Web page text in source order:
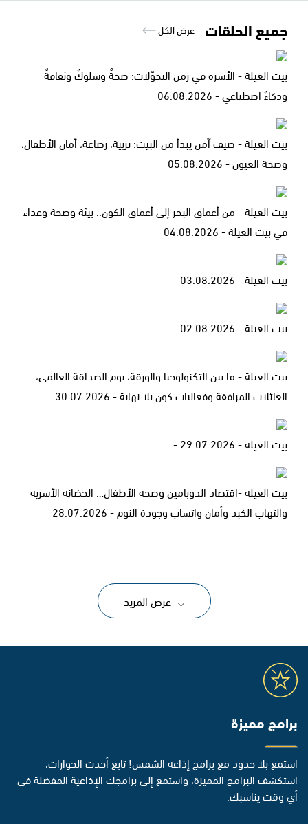
جميع الحلقات عرض الكل
بيت العيلة - الأسرة في زمن التحوّلات: صحةٌ وسلوكٌ وثقافةٌ
وذكاءٌ اصطناعي - 06.08.2026
بيت العيلة - صيف آمن يبدأ من البيت: تربية، رضاعة، أمان الأطفال،
وصحة العيون - 05.08.2026
بيت العيلة - من أعماق البحر إلى أعماق الكون.. بيئة وصحة وغذاء
في بيت العيلة - 04.08.2026
بيت العيلة - 03.08.2026
بيت العيلة - 02.08.2026
بيت العيلة - ما بين التكنولوجيا والورقة، يوم الصداقة العالمي،
العائلات المرافقة وفعاليات كون بلا نهاية - 30.07.2026
بيت العيلة - 29.07.2026 -
بيت العيلة -اقتصاد الدوبامين وصحة الأطفال… الحضانة الأسرية
والتهاب الكبد وأمان واتساب وجودة النوم - 28.07.2026
عرض المزيد
برامج مميزة
استمع بلا حدود مع برامج إذاعة الشمس! تابع أحدث الحوارات،
استكشف البرامج المميزة، واستمع إلى برامجك الإذاعية المفضلة في
أي وقت يناسبك.